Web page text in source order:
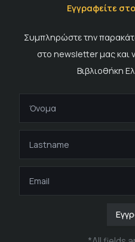
Εγγραφείτε
Συμπληρώστε την
στο newsletter μας και
Βιβλιοθήκη